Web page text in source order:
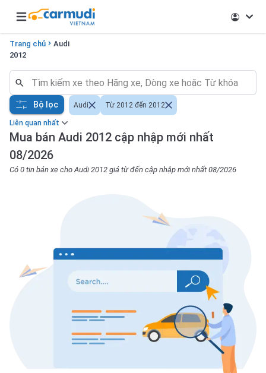
Open main menu
Trang chủ
Audi
2012
Liên quan nhất
Mua bán Audi 2012 cập nhập mới nhất
08/2026
Có 0 tin bán xe cho Audi 2012 giá từ đến cập nhập mới nhất 08/2026
Bộ lọc Audi Từ 2012 đến 2012